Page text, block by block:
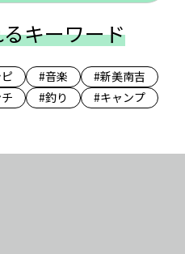
キーワード
#音楽
#新美南吉
#釣り #キャンプ